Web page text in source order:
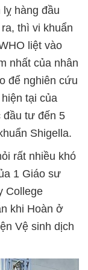
lỵ hàng đầu
thì vi khuẩn
liệt vào
nhất của nhân
để nghiên cứu
tại của
tư đến 5
Shigella.
rất nhiều khó
1 Giáo sư
College
khi Hoàn ở
Vệ sinh dịch